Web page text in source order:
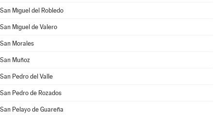
San Miguel del Robledo
San Miguel de Valero
San Morales
San Muñoz
San Pedro del Valle
San Pedro de Rozados
San Pelayo de Guareña